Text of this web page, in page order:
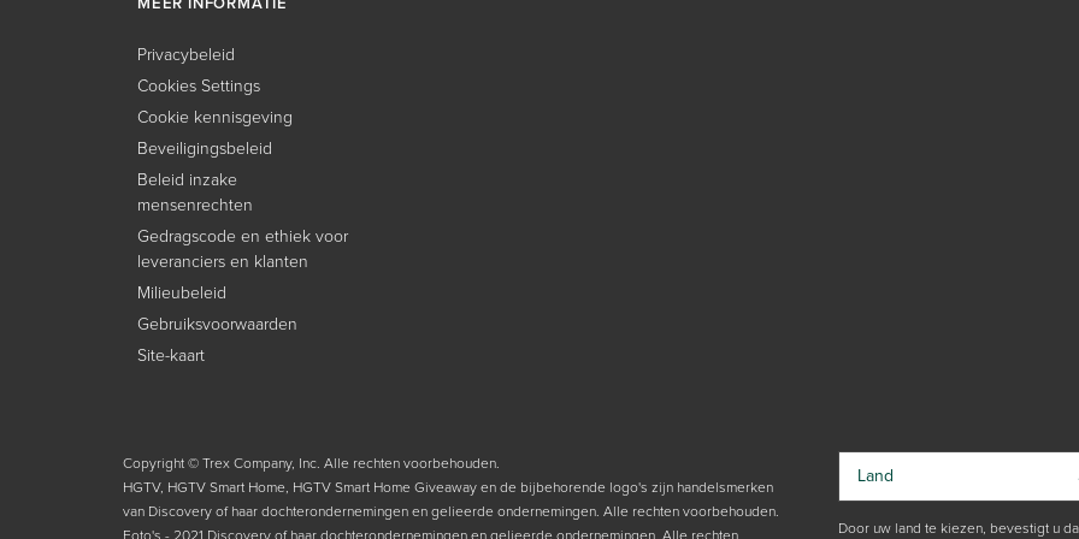
Privacybeleid
Cookies Settings
Cookie kennisgeving
Beveiligingsbeleid
Beleid inzake
mensenrechten
Gedragscode en ethiek voor
leveranciers en klanten
Milieubeleid
Gebruiksvoorwaarden
Site-kaart
Copyright © Trex Company, Inc. Alle rechten voorbehouden.
HGTV, HGTV Smart Home, HGTV Smart Home Giveaway en de bijbehorende logo's zijn handelsmerken
van Discovery of haar dochterondernemingen en gelieerde ondernemingen. Alle rechten voorbehouden.
Land
Door uw land te kiezen, bevestigt u